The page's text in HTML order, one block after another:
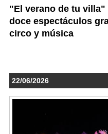
"El verano de tu
doce espectáculos
circo y música
22/06/2026